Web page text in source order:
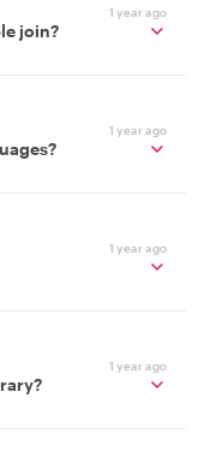
1 year ago
join?
1 year ago
1 year ago
1 year ago